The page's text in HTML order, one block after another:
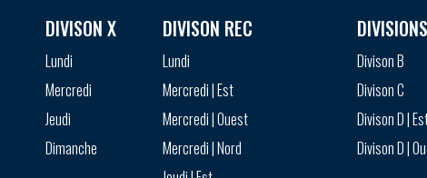
DIVISON X
Lundi
Mercredi
Jeudi
Dimanche
DIVISON REC
Lundi
Mercredi | Est
Mercredi | Ouest
Mercredi | Nord
DIVISIONS
Divison B
Divison C
Divison D |
Divison D |